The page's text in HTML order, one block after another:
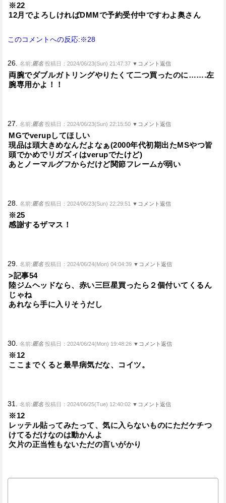
※22
12月でよろしければDMMで予約受付中ですわよ奥さん
このコメントへの反応:※28
26. 名前:匿名 投稿日：2024/06/23(Sun) 21:47:37 ▼コメント返信
両腕でダブルガトリングやりたくて二つ買ったのに…….左
腕専用かよ！！
27. 名前:匿名 投稿日：2024/06/23(Sun) 22:15:50 ▼コメント返信
MGでverupしてほしい
現品は頭大きめなんだよなぁ(2000年代初期出たMSやつ皆
頭でかめでリガズィはverupでたけど)
あとノーマルグフからだけど関節フレームが弱い
28. 名前:匿名 投稿日：2024/06/23(Sun) 22:29:51 ▼コメント返信
※25
感謝するザマス！
29. 名前:匿名 投稿日：2024/06/24(Mon) 04:04:39 ▼コメント返信
>記事54
陸ジムヘッドなら、赤い三巨星買ったら２個付いてくるん
じゃね
あれなら手に入りそうだし
30. 名前:匿名 投稿日：2024/06/24(Mon) 19:48:26 ▼コメント返信
※12
ここまでくると最早病気だな、コイツ。
31. 名前:匿名 投稿日：2024/06/25(Tue) 12:40:02 ▼コメント返信
※12
レッテル貼ってみたって、気に入らないものにただケチつ
けてるだけなのは動かんよ
欠片の正当性もないただの言いがかり